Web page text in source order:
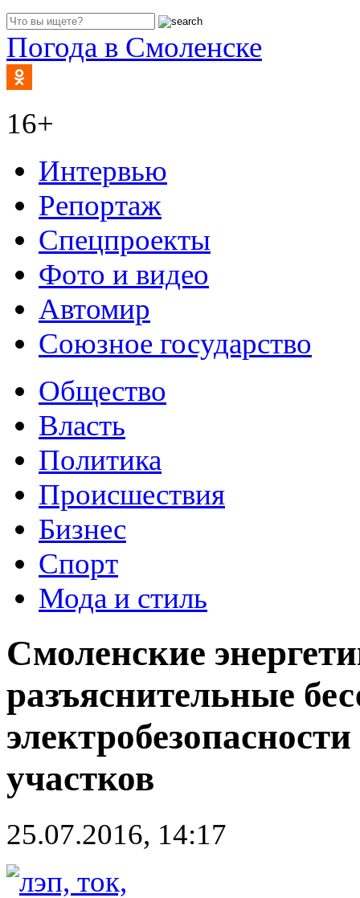
Погода в Смоленске
16+
Интервью
Репортаж
Спецпроекты
Фото и видео
Автомир
Союзное государство
Общество
Власть
Политика
Происшествия
Бизнес
Спорт
Мода и стиль
Смоленские
разъяснительные
участков
25.07.2016, 14:17